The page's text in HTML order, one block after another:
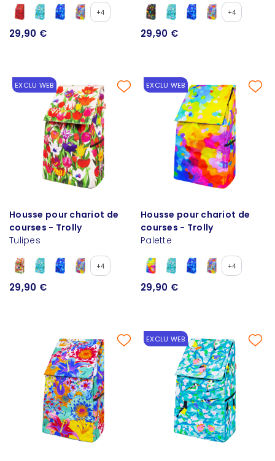
+4
29,90 €
+4
29,90 €
EXCLU WEB
Housse pour chariot de
courses - Trolly
Tulipes
+4
29,90 €
EXCLU WEB
Housse pour chariot de
courses - Trolly
Palette
+4
29,90 €
EXCLU WEB